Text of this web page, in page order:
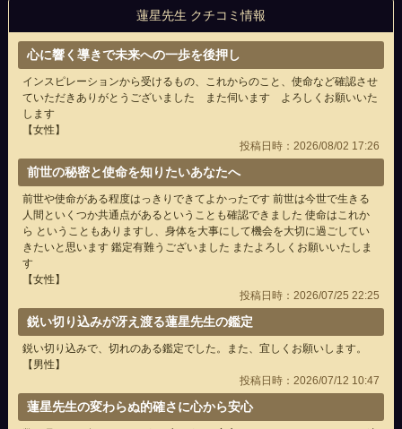
蓮星先生 クチコミ情報
心に響く導きで未来への一歩を後押し
インスピレーションから受けるもの、これからのこと、使命など確認させ
ていただきありがとうございました また伺います よろしくお願いいた
します
【女性】
投稿日時：2026/08/02 17:26
前世の秘密と使命を知りたいあなたへ
前世や使命がある程度はっきりできてよかったです 前世は今世で生きる
人間といくつか共通点があるということも確認できました 使命はこれか
ら ということもありますし、身体を大事にして機会を大切に過ごしてい
きたいと思います 鑑定有難うございました またよろしくお願いいたしま
す
【女性】
投稿日時：2026/07/25 22:25
鋭い切り込みが冴え渡る蓮星先生の鑑定
鋭い切り込みで、切れのある鑑定でした。また、宜しくお願いします。
【男性】
投稿日時：2026/07/12 10:47
蓮星先生の変わらぬ的確さに心から安心